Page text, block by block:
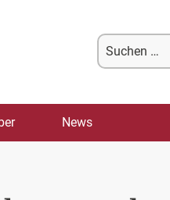
Suchen
nach:
News